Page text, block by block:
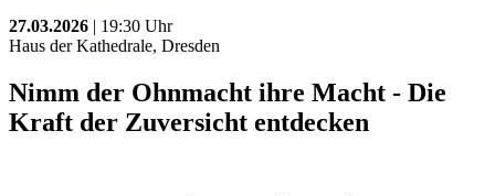
27.03.2026 | 19:30 Uhr
Haus der Kathedrale, Dresden
Nimm der Ohnmacht ihre Macht - Die
Kraft der Zuversicht entdecken